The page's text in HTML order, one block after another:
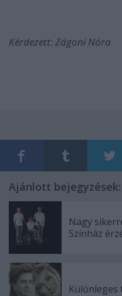
Kérdezett: Zágoni Nóra
Ajánlott bejegyzések:
Nagy
Színház
Különleges